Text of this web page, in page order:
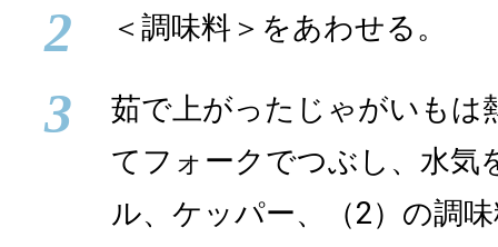
2 ＜調味料＞をあわせる。
3
茹で上がったじゃがいもは
てフォークでつぶし、水気
ル、ケッパー、（2）の調